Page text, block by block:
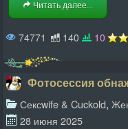
Читать далее...
74771 140 10
Фотосессия
Сексwife & Cuckold,
28 июня 2025